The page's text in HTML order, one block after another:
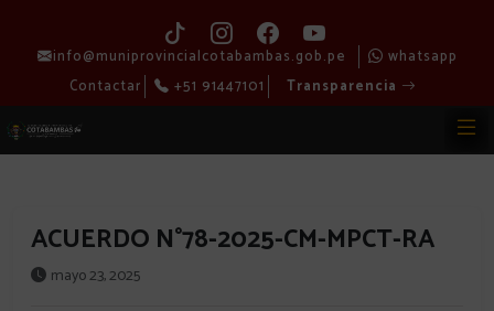
info@muniprovincialcotabambas.gob.pe
whatsapp
Contactar
+51 91447101 Transparencia
ACUERDO N°78-2025-CM-MPCT-RA
mayo 23, 2025